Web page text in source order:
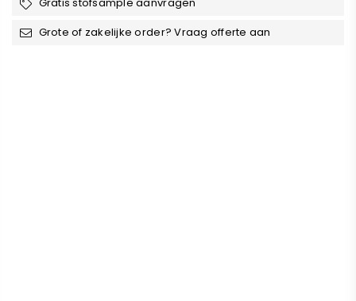
Grote of zakelijke order? Vraag offerte aan